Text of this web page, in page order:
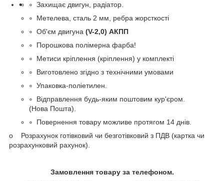
Захищає двигун, радіатор.
Метелева, сталь 2 мм, ребра жорсткості
Об'єм двигуна (V-2,0) АКПП
Порошкова полімерна фарба!
Метиси кріплення (кріплення) у комплекті
Виготовлено згідно з технічними умовами
Упаковка-поліетилен.
Відправлення будь-яким поштовим кур'єром.
(Нова Пошта).
Повернення товару можливе протягом 14 днів.
o Розрахунок готівковий чи безготівковий з ПДВ (картка чи
розрахунковий рахунок).
Замовлення товару за телефоном.